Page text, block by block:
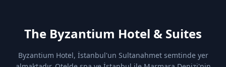
The Byzantium Hotel & Suites
Byzantium Hotel, İstanbul'un Sultanahmet semtinde yer